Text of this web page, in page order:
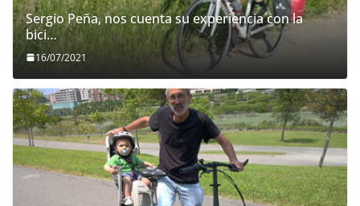
Sergio Peña, nos cuenta su experiencia con la
bici…
16/07/2021